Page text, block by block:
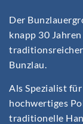
Der
knapp 30
Bunzlau.
Als Spezialist
hochwertiges
traditionelle